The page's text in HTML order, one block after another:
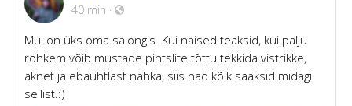
40 min ·
Mul on üks oma salongis. Kui naised teaksid, kui palju
rohkem võib mustade pintslite tõttu tekkida vistrikke,
aknet ja ebaühtlast nahka, siis nad kõik saaksid midagi
sellist.:)